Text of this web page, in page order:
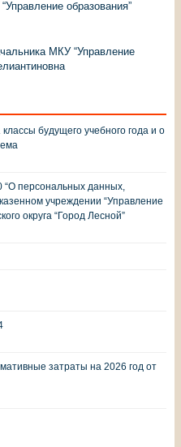
образования”
МКУ “Управление
будущего учебного года и о
персональных данных,
учреждении “Управление
округа “Город Лесной”
затраты на 2026 год от